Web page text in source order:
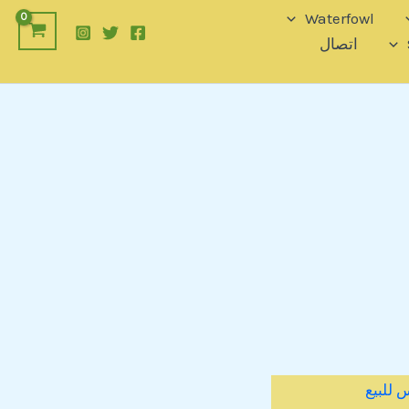
Waterfowl
اتصال